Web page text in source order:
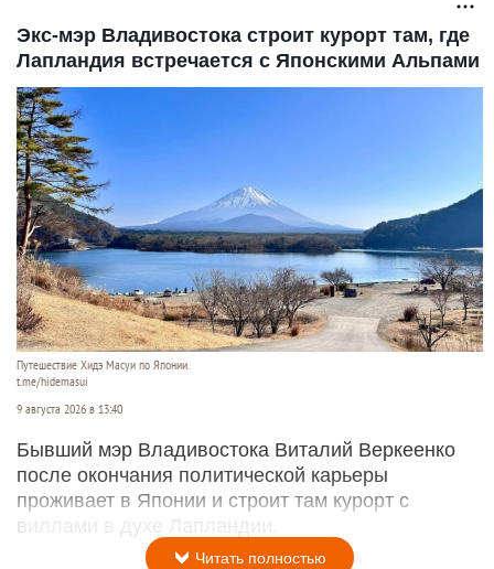
Экс-мэр Владивостока строит курорт там, где
Лапландия встречается с Японскими Альпами
Путешествие Хидэ Масуи по Японии.
t.me/hidemasui
9 августа 2026 в 13:40
Бывший мэр Владивостока Виталий Веркеенко
после окончания политической карьеры
проживает в Японии и строит там курорт с
виллами в духе Лапландии.
Читать полностью